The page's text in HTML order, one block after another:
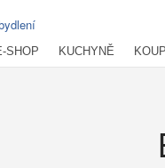
SHOP KUCHYNĚ